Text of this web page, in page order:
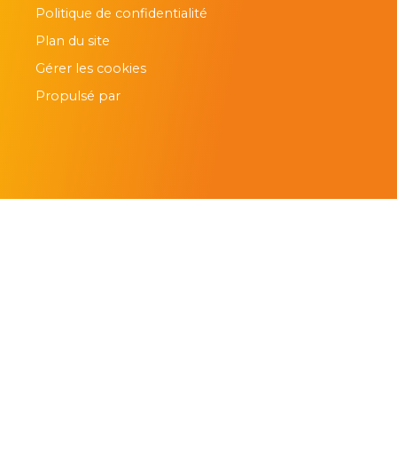
Politique de confidentialité
Plan du site
Gérer les cookies
Propulsé par